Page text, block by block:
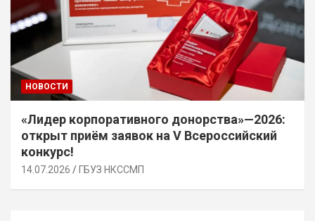
НОВОСТИ
«Лидер корпоративного донорства»—2026:
открыт приём заявок на V Всероссийский
конкурс!
14.07.2026 ГБУЗ НКССМП